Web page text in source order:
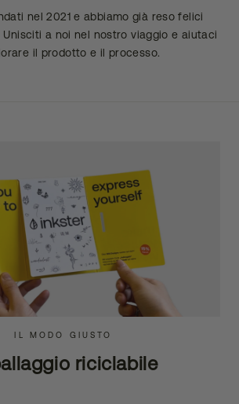
nel 2021 e abbiamo già reso felici
Unisciti a noi nel nostro viaggio e aiutaci
il prodotto e il processo.
IL MODO GIUSTO
riciclabile